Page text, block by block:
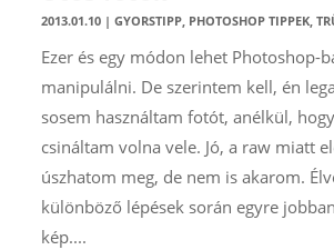
2013.01.10| GYORSTIPP, PHOTOSHOP TIPPEK,
Ezer és egy módon lehet Photoshop-
manipulálni. De szerintem kell, én
sosem használtam fotót, anélkül,
csináltam volna vele. Jó, a raw miatt
úszhatom meg, de nem is akarom.
különböző lépések során egyre
kép....